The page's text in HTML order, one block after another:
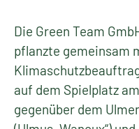
Die Green Team
pflanzte gemeinsam
auf dem Spielplatz
gegenüber dem